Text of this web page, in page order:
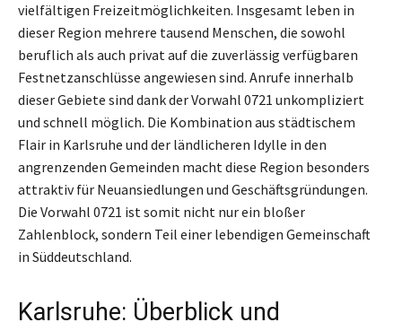
vielfältigen Freizeitmöglichkeiten. Insgesamt leben in
dieser Region mehrere tausend Menschen, die sowohl
beruflich als auch privat auf die zuverlässig verfügbaren
Festnetzanschlüsse angewiesen sind. Anrufe innerhalb
dieser Gebiete sind dank der Vorwahl 0721 unkompliziert
und schnell möglich. Die Kombination aus städtischem
Flair in Karlsruhe und der ländlicheren Idylle in den
angrenzenden Gemeinden macht diese Region besonders
attraktiv für Neuansiedlungen und Geschäftsgründungen.
Die Vorwahl 0721 ist somit nicht nur ein bloßer
Zahlenblock, sondern Teil einer lebendigen Gemeinschaft
in Süddeutschland.
Karlsruhe: Überblick und